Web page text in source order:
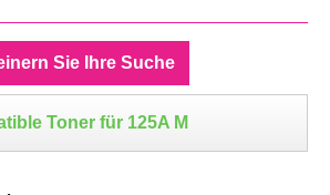
1312
1312
1312
1312
HP Color Laserjet CP 1215
HP Color Laserjet CP 1216
HP Color Laserjet CP 1217
HP Color Laserjet CP 1500
Sie Ihre Suche
Toner für 125A M